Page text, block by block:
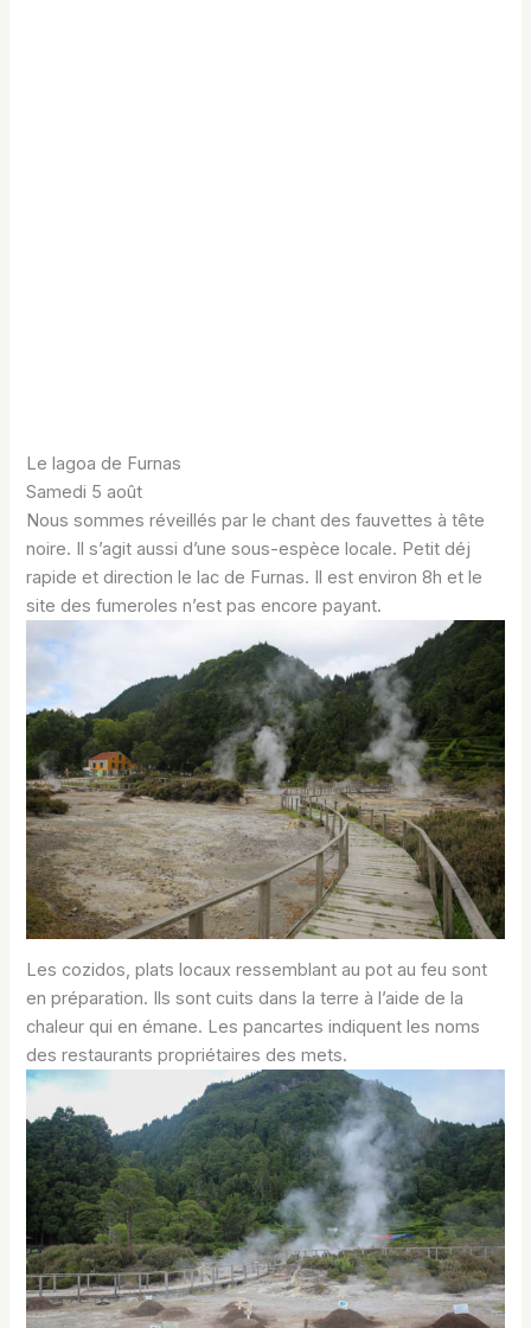
Le lagoa de Furnas
Samedi 5 août
Nous sommes réveillés par le chant des fauvettes à tête
noire. Il s’agit aussi d’une sous-espèce locale. Petit déj
rapide et direction le lac de Furnas. Il est environ 8h et le
site des fumeroles n’est pas encore payant.
Les cozidos, plats locaux ressemblant au pot au feu sont
en préparation. Ils sont cuits dans la terre à l’aide de la
chaleur qui en émane. Les pancartes indiquent les noms
des restaurants propriétaires des mets.